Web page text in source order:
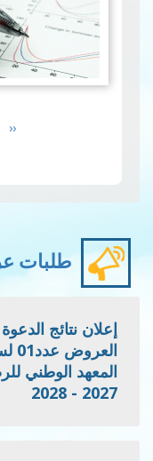
‹‹
طلبات
إعلان نتائج
2027 - 2028